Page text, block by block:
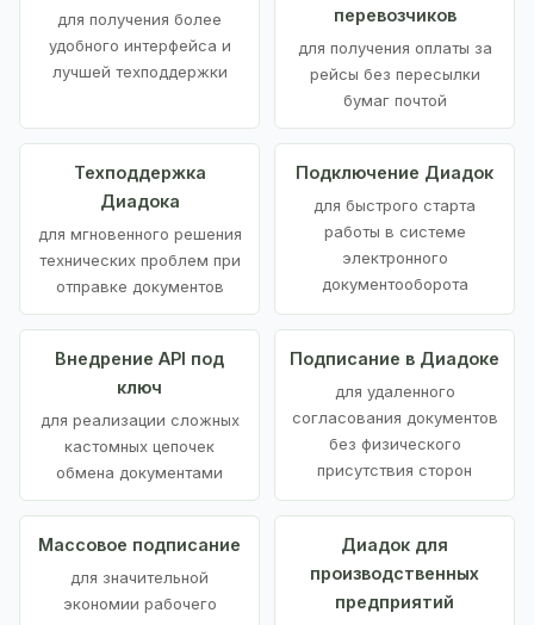
для получения более
удобного интерфейса и
лучшей техподдержки
перевозчиков
для получения оплаты за
рейсы без пересылки
бумаг почтой
Техподдержка
Диадока
для мгновенного решения
технических проблем при
отправке документов
Подключение Диадок
для быстрого старта
работы в системе
электронного
документооборота
Внедрение API под
ключ
для реализации сложных
кастомных цепочек
обмена документами
Подписание в Диадоке
для удаленного
согласования документов
без физического
присутствия сторон
Массовое подписание
для значительной
экономии рабочего
Диадок для
производственных
предприятий